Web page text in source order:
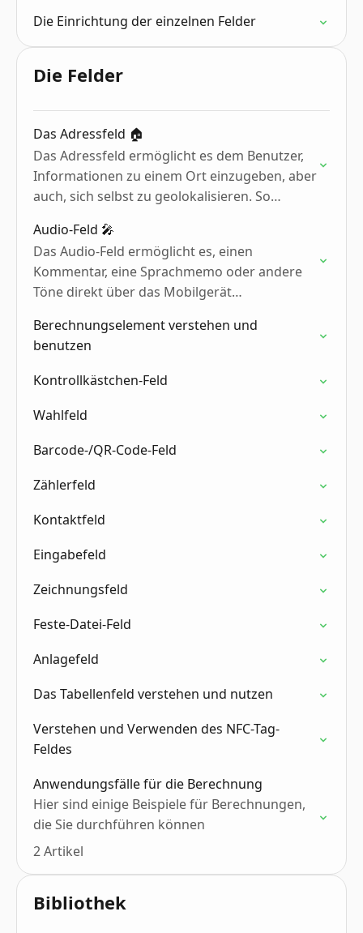
Die Einrichtung der einzelnen Felder
Die Felder
Das Adressfeld 🏠
Das Adressfeld ermöglicht es dem Benutzer,
Informationen zu einem Ort einzugeben, aber
auch, sich selbst zu geolokalisieren. So
Koordinaten.
Audio-Feld 🎤
Das Audio-Feld ermöglicht es, einen
Kommentar, eine Sprachmemo oder andere
Töne direkt über das Mobilgerät
Berechnungselement verstehen und
benutzen
Kontrollkästchen-Feld
Wahlfeld
Barcode-/QR-Code-Feld
Zählerfeld
Kontaktfeld
Eingabefeld
Zeichnungsfeld
Feste-Datei-Feld
Anlagefeld
Das Tabellenfeld verstehen und nutzen
Verstehen und Verwenden des NFC-Tag-
Feldes
Anwendungsfälle für die Berechnung
Hier sind einige Beispiele für Berechnungen,
die Sie durchführen können
2 Artikel
Bibliothek